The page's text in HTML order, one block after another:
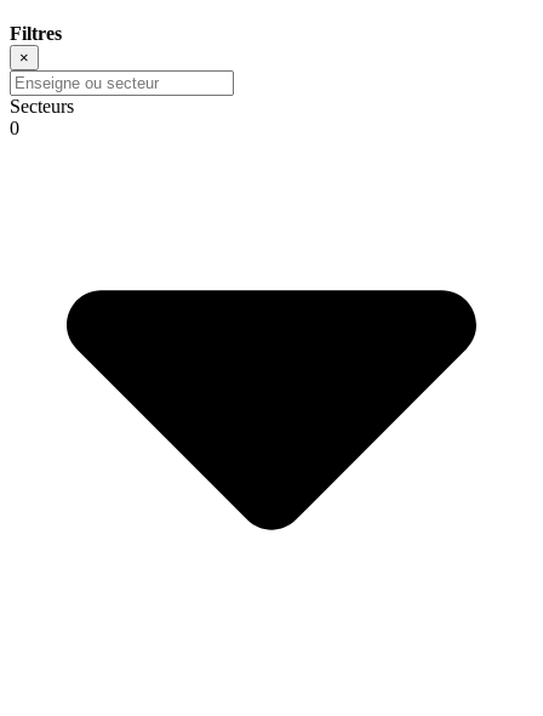
Filtres
×
Secteurs
0